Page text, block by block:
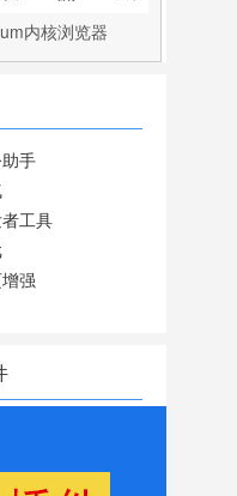
内核浏览器
手
工具
强